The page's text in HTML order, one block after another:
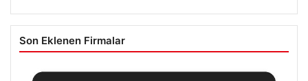
Son Eklenen Firmalar